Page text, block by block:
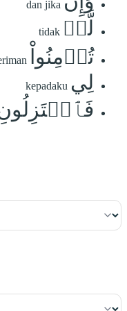
dan jika
لَّمۡ tidak
تُؤۡمِنُواْ
لِي kepadaku